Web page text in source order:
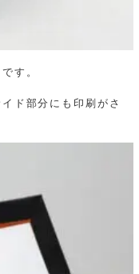
す。
ド部分にも印刷がさ